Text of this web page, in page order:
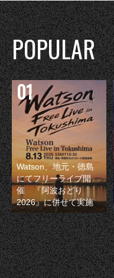
POPULAR
Watson、地元・徳島
にてフリーライブ開
催 『阿波おどり
2026』に併せて実施